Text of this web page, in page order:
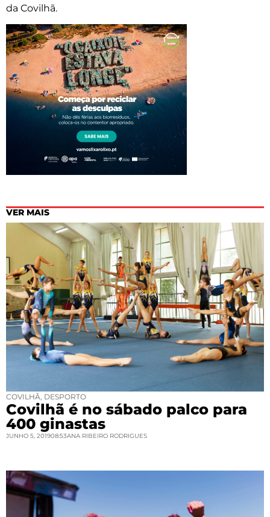
da Covilhã.
VER MAIS
COVILHÃ, DESPORTO
Covilhã é no sábado palco para
400 ginastas
JUNHO 5, 201908:53ANA RIBEIRO RODRIGUES